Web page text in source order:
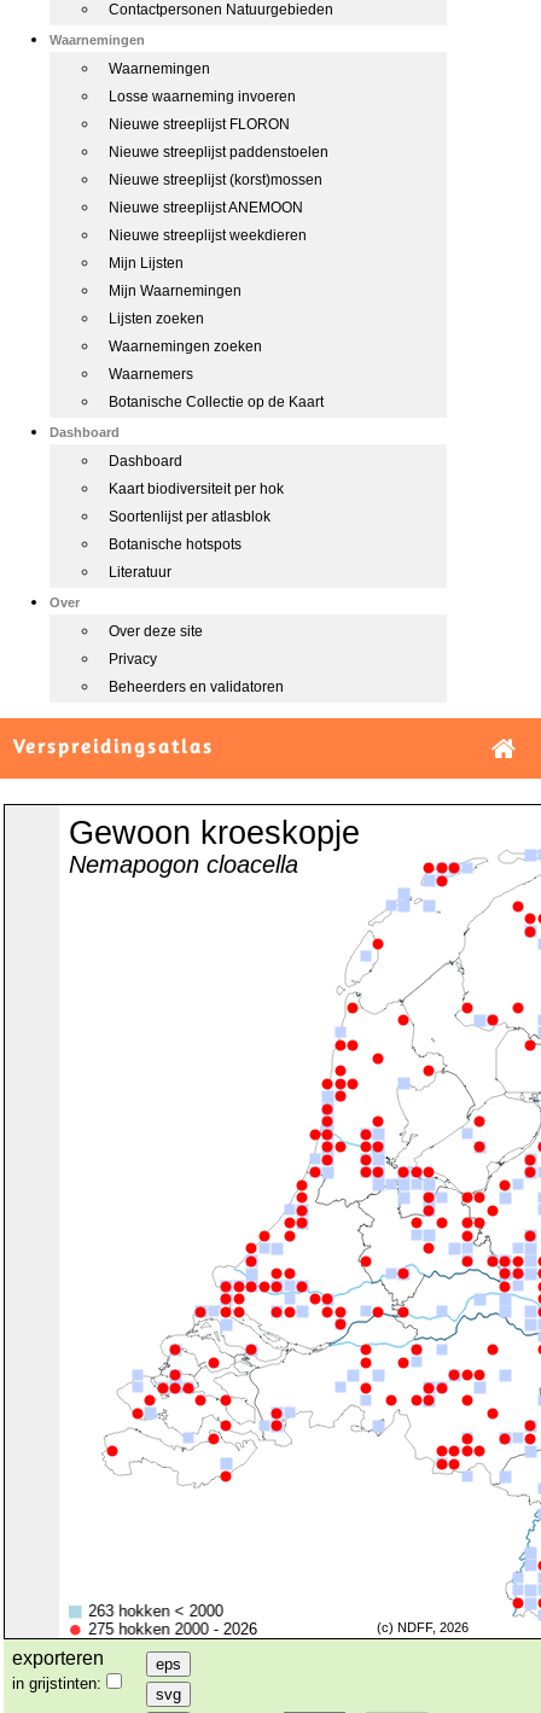
Contactpersonen Natuurgebieden
Waarnemingen
Waarnemingen
Losse waarneming invoeren
Nieuwe streeplijst FLORON
Nieuwe streeplijst paddenstoelen
Nieuwe streeplijst (korst)mossen
Nieuwe streeplijst ANEMOON
Nieuwe streeplijst weekdieren
Mijn Lijsten
Mijn Waarnemingen
Lijsten zoeken
Waarnemingen zoeken
Waarnemers
Botanische Collectie op de Kaart
Dashboard
Dashboard
Kaart biodiversiteit per hok
Soortenlijst per atlasblok
Botanische hotspots
Literatuur
Over
Over deze site
Privacy
Beheerders en validatoren
Verspreidingsatlas